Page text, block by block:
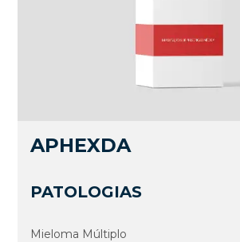
APHEXDA
PATOLOGIAS
Mieloma Múltiplo